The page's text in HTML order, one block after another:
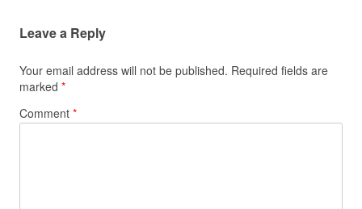
Leave a Reply
Your email address will not be published. Required fields are
marked *
Comment *